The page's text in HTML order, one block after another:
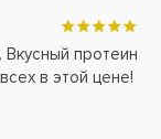
Вкусный протеин
в этой цене!